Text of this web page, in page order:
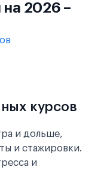
2026 –
курсов
и дольше,
и стажировки.
и